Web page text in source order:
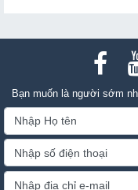
CÔNG TY TNHH THƯƠNG
Trụ sở HCM: 33/4 Bùi
Hà Nội:Số 1, Ngõ 495
Đà Nẵng:33 Cao Sơn